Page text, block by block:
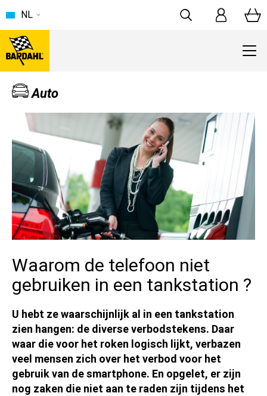
NL
Auto
Waarom de telefoon niet
gebruiken in een tankstation ?
U hebt ze waarschijnlijk al in een tankstation
zien hangen: de diverse verbodstekens. Daar
waar die voor het roken logisch lijkt, verbazen
veel mensen zich over het verbod voor het
gebruik van de smartphone. En opgelet, er zijn
nog zaken die niet aan te raden zijn tijdens het